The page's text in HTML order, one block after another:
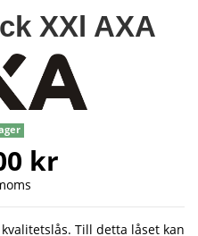
XXl AXA
kr
Till detta låset kan